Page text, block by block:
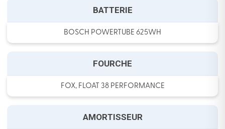
BATTERIE
BOSCH POWERTUBE 625WH
FOURCHE
FOX, FLOAT 38 PERFORMANCE
AMORTISSEUR